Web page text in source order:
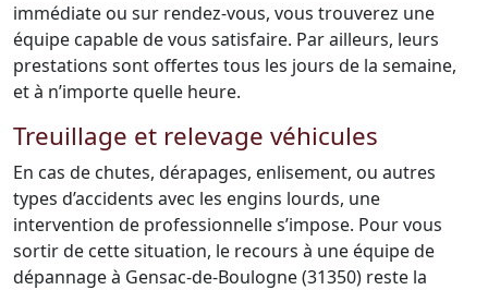
immédiate ou sur rendez-vous, vous trouverez une
équipe capable de vous satisfaire. Par ailleurs, leurs
prestations sont offertes tous les jours de la semaine,
et à n’importe quelle heure.
Treuillage et relevage véhicules
En cas de chutes, dérapages, enlisement, ou autres
types d’accidents avec les engins lourds, une
intervention de professionnelle s’impose. Pour vous
sortir de cette situation, le recours à une équipe de
dépannage à Gensac-de-Boulogne (31350) reste la